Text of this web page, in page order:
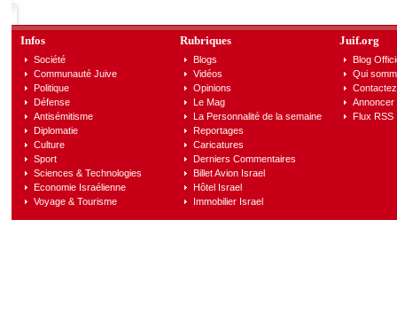
Infos
Société
Communauté Juive
Politique
Défense
Antisémitisme
Diplomatie
Culture
Sport
Sciences & Technologies
Economie Israélienne
Voyage & Tourisme
Rubriques
Blogs
Vidéos
Opinions
Le Mag
La Personnalité de la semaine
Reportages
Caricatures
Derniers Commentaires
Billet Avion Israel
Hôtel Israel
Immobilier Israel
Juif.org
Blog
Qui
Annoncer
Flux RSS